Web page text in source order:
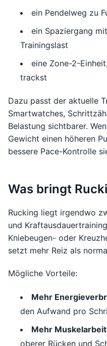
ein Pendelweg zu
ein Spaziergang
Trainingslast
eine Zone-2-
trackst
Dazu passt der aktuelle
Smartwatches,
Belastung sichtbarer.
Gewicht einen höheren
bessere Pace-Kontrolle
Was bringt
Rucking liegt irgendwo
und
Kniebeugen- oder
setzt mehr Reiz als
Mögliche Vorteile:
Mehr
den Aufwand pro
Mehr
oberer Rücken und